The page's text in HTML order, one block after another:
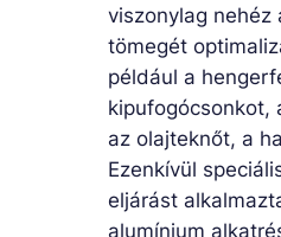
viszonylag nehéz
tömegét
például a
kipufogócsonkot,
az olajteknőt, a
Ezenkívül
eljárást
alumínium